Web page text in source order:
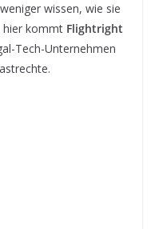
wissen, wie sie
hier kommt Flightright
Tech-Unternehmen